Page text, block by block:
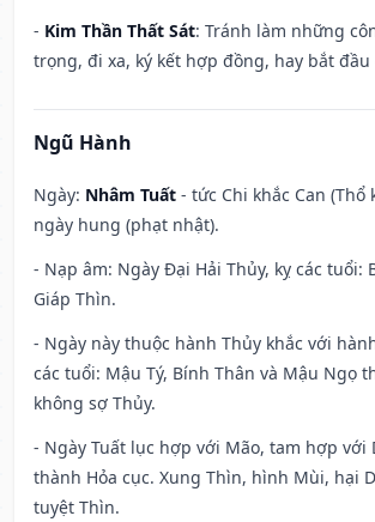
- Kim Thần Thất Sát: Tránh làm những
trọng, đi xa, ký kết hợp đồng, hay bắt
Ngũ Hành
Ngày: Nhâm Tuất - tức Chi khắc Can (Thổ
ngày hung (phạt nhật).
- Nạp âm: Ngày Đại Hải Thủy, kỵ các tuổi:
Giáp Thìn.
- Ngày này thuộc hành Thủy khắc với
các tuổi: Mậu Tý, Bính Thân và Mậu Ngọ
không sợ Thủy.
- Ngày Tuất lục hợp với Mão, tam hợp với
thành Hỏa cục. Xung Thìn, hình Mùi, hại
tuyệt Thìn.